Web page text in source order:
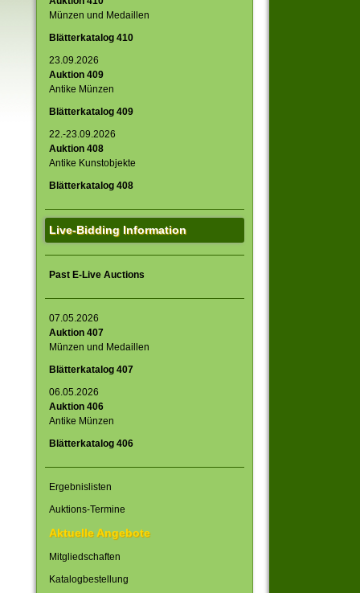
Münzen und Medaillen
Blätterkatalog 410
23.09.2026
Auktion 409
Antike Münzen
Blätterkatalog 409
22.-23.09.2026
Auktion 408
Antike Kunstobjekte
Blätterkatalog 408
Live-Bidding Information
Past E-Live Auctions
07.05.2026
Auktion 407
Münzen und Medaillen
Blätterkatalog 407
06.05.2026
Auktion 406
Antike Münzen
Blätterkatalog 406
Ergebnislisten
Auktions-Termine
Aktuelle Angebote
Mitgliedschaften
Katalogbestellung